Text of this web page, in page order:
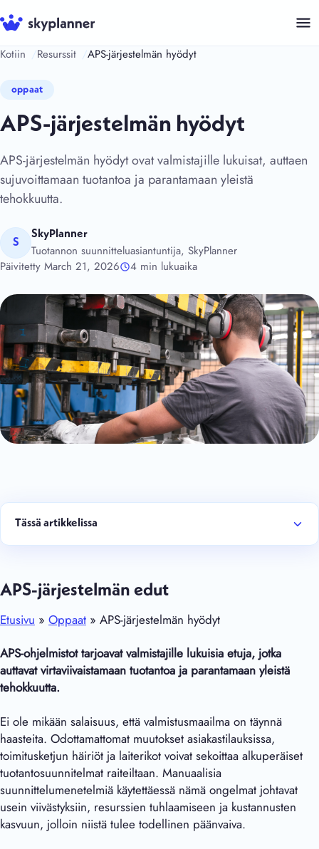
Siirry
sisältöön
Kotiin Resurssit APS-järjestelmän hyödyt
oppaat
APS-järjestelmän hyödyt
APS-järjestelmän hyödyt ovat valmistajille lukuisat, auttaen
sujuvoittamaan tuotantoa ja parantamaan yleistä
tehokkuutta.
S
SkyPlanner
Tuotannon suunnitteluasiantuntija, SkyPlanner
Päivitetty March 21, 2026
4 min lukuaika
Tässä artikkelissa
APS-järjestelmän edut
Etusivu » Oppaat » APS-järjestelmän hyödyt
APS-ohjelmistot tarjoavat valmistajille lukuisia etuja, jotka
auttavat virtaviivaistamaan tuotantoa ja parantamaan yleistä
tehokkuutta.
Ei ole mikään salaisuus, että valmistusmaailma on täynnä
haasteita. Odottamattomat muutokset asiakastilauksissa,
toimitusketjun häiriöt ja laiterikot voivat sekoittaa alkuperäiset
tuotantosuunnitelmat raiteiltaan. Manuaalisia
suunnittelumenetelmiä käytettäessä nämä ongelmat johtavat
usein viivästyksiin, resurssien tuhlaamiseen ja kustannusten
kasvuun, jolloin niistä tulee todellinen päänvaiva.